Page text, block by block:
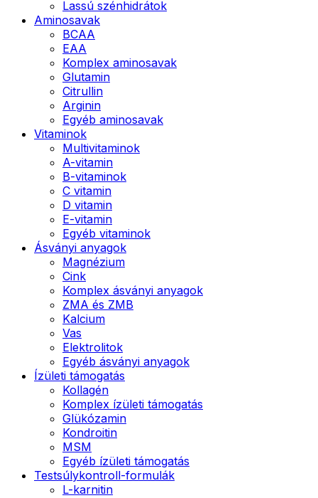
Lassú szénhidrátok
Aminosavak
BCAA
EAA
Komplex aminosavak
Glutamin
Citrullin
Arginin
Egyéb aminosavak
Vitaminok
Multivitaminok
A-vitamin
B-vitaminok
C vitamin
D vitamin
E-vitamin
Egyéb vitaminok
Ásványi anyagok
Magnézium
Cink
Komplex ásványi anyagok
ZMA és ZMB
Kalcium
Vas
Elektrolitok
Egyéb ásványi anyagok
Ízületi támogatás
Kollagén
Komplex ízületi támogatás
Glükózamin
Kondroitin
MSM
Egyéb ízületi támogatás
Testsúlykontroll-formulák
L-karnitin